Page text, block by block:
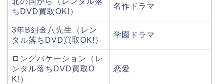
ちDVD買取OK!）
名作ドラマ
3年B組金八先生（レン
タル落ちDVD買取OK!）
学園ドラマ
ロングバケーション（レ
ンタル落ちDVD買取O
K!）
恋愛